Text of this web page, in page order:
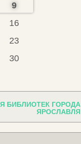
9
16
23
30
БИБЛИОТЕК ГОРОДА
ЯРОСЛАВЛЯ